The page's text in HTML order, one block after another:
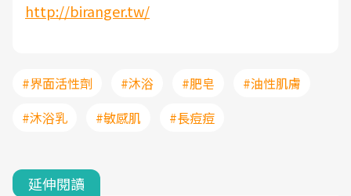
http://biranger.tw/
#界面活性劑 #沐浴 #肥皂
#油性肌膚
#沐浴乳
#敏感肌 #長痘痘
延伸閱讀